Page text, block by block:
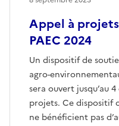
Appel à
PAEC 2024
Un dispositif de
agro-
sera ouvert jusqu’au
projets. Ce dispositif
ne bénéficient pas